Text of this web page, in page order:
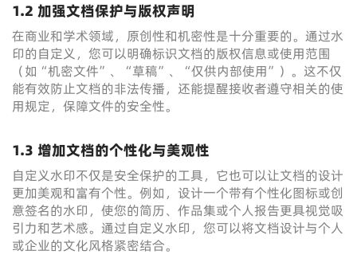
1.2 加强文档保护与版权声明
在商业和学术领域，原创性和机密性是十分重要的。通过水
印的自定义，您可以明确标识文档的版权信息或使用范围
（如“机密文件”、“草稿”、“仅供内部使用”）。这不仅
能有效防止文档的非法传播，还能提醒接收者遵守相关的使
用规定，保障文件的安全性。
1.3 增加文档的个性化与美观性
自定义水印不仅是安全保护的工具，它也可以让文档的设计
更加美观和富有个性。例如，设计一个带有个性化图标或创
意签名的水印，使您的简历、作品集或个人报告更具视觉吸
引力和艺术感。通过自定义水印，您可以将文档设计与个人
或企业的文化风格紧密结合。